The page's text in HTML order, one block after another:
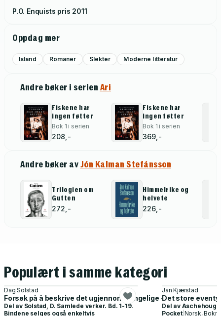
P.O. Enquists pris 2011
Oppdag mer
Island Romaner Slekter Moderne litteratur
Andre bøker i serien Ari
Fiskene har
ingen føtter
Bok 1 i serien
208,-
Fiskene har
ingen føtter
Bok 1 i serien
369,-
Andre bøker avJón Kalman Stefánsson
Trilogien om
Gutten
272,-
Himmelrike og
helvete
226,-
Populært i samme kategori
Dag Solstad
Forsøk på å beskrive det ugjennomtrengelige - roman
Del av Solstad, D. Samlede verker. Bd. 1-19.
Bindene selges også enkeltvis
Jan Kjærstad
Det store
Del av Aschehoug
Pocket| Norsk,